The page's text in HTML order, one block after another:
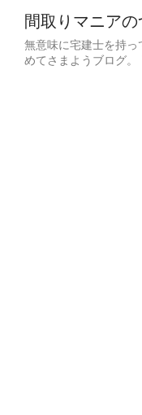
間取りマニアの
無意味に宅建士を持
めてさまようブログ。